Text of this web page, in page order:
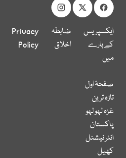
ایکسپریس
کے بارے
میں
ضابطہ
اخلاق
Privacy
Policy
صفحۂ اول
تازہ ترین
غزہ لہو لہو
پاکستان
انٹر نیشنل
کھیل